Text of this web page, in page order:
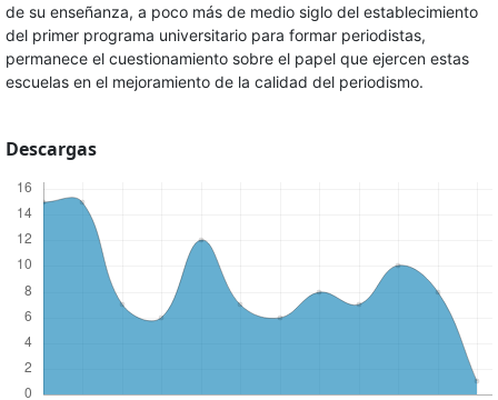
de su enseñanza, a poco más de medio siglo del establecimiento
del primer programa universitario para formar periodistas,
permanece el cuestionamiento sobre el papel que ejercen estas
escuelas en el mejoramiento de la calidad del periodismo.
Descargas